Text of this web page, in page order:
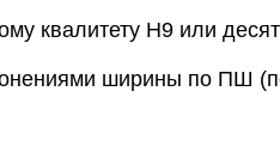
квалитету H9 или
ширины по ПШ